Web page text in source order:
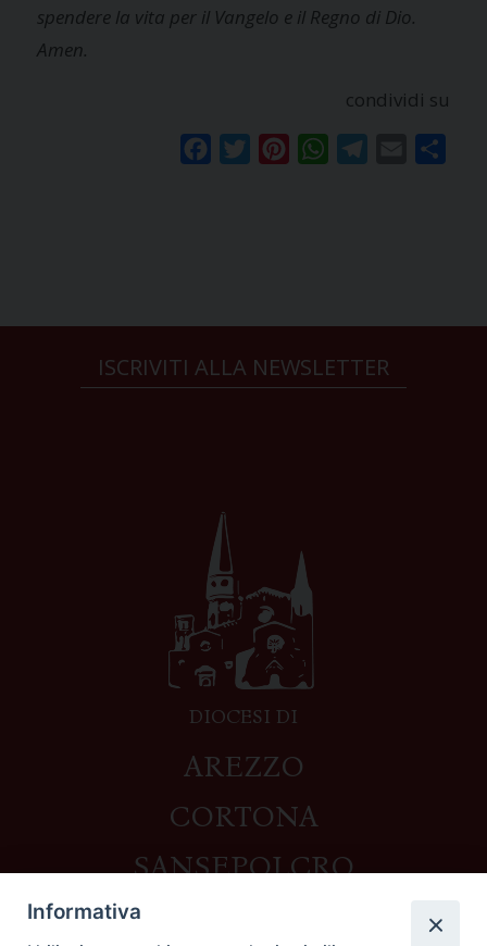
spendere la vita per il Vangelo e il Regno di Dio.
Amen.
condividi su
FacebookTwitterPinterestWhatsAppTelegram
Email
ISCRIVITI ALLA NEWSLETTER
DIOCESI DI
AREZZO
CORTONA
SANSEPOLCRO
Informativa